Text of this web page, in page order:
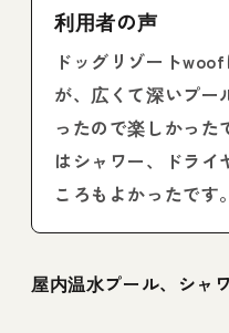
利用者の声
ドッグリゾート
が、広くて深いプー
ったので楽しかった
はシャワー、ドライ
ころもよかったです
屋内温水プール、シャ